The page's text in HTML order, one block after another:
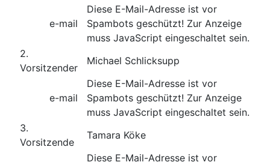
e-mail
Diese E-Mail-Adresse ist vor
Spambots geschützt! Zur Anzeige
muss JavaScript eingeschaltet sein.
2.
Vorsitzender
Michael Schlicksupp
e-mail
Diese E-Mail-Adresse ist vor
Spambots geschützt! Zur Anzeige
muss JavaScript eingeschaltet sein.
3.
Vorsitzende
Tamara Köke
Diese E-Mail-Adresse ist vor